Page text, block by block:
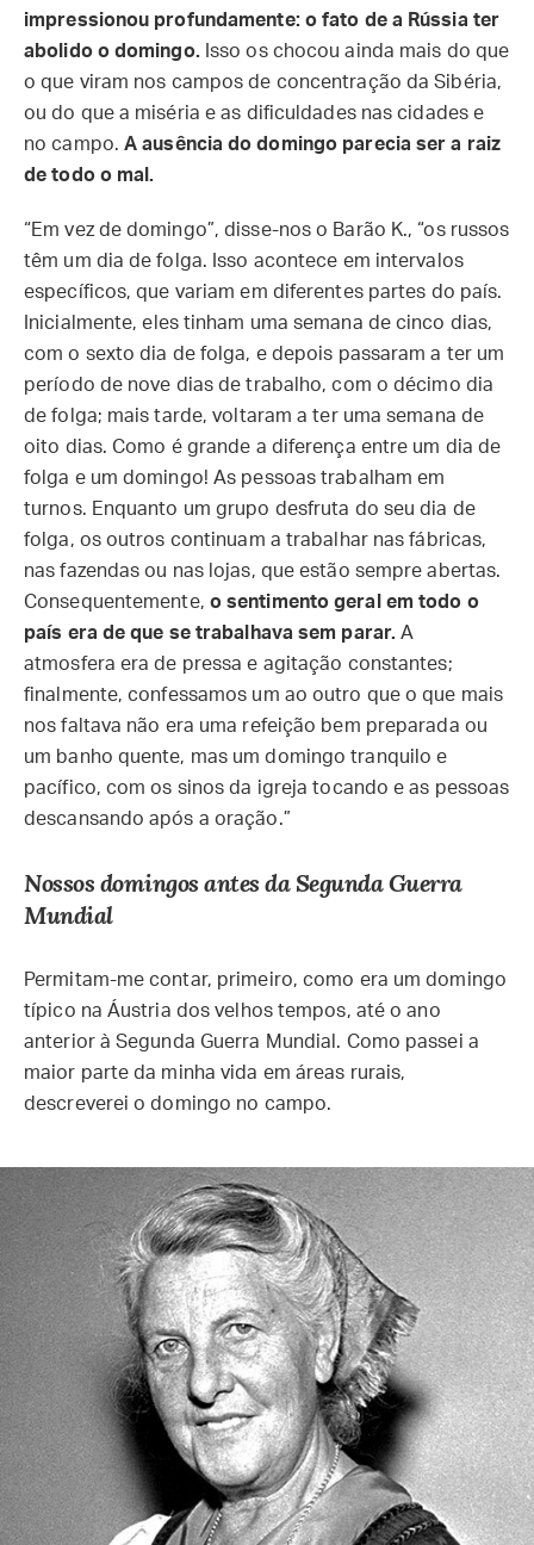
impressionou profundamente: o fato de a Rússia ter
abolido o domingo.Isso os chocou ainda mais do que
o que viram nos campos de concentração da Sibéria,
ou do que a miséria e as dificuldades nas cidades e
no campo. A ausência do domingo parecia ser a raiz
de todo o mal.
“Em vez de domingo”, disse-nos o Barão K., “os russos
têm um dia de folga. Isso acontece em intervalos
específicos, que variam em diferentes partes do país.
Inicialmente, eles tinham uma semana de cinco dias,
com o sexto dia de folga, e depois passaram a ter um
período de nove dias de trabalho, com o décimo dia
de folga; mais tarde, voltaram a ter uma semana de
oito dias. Como é grande a diferença entre um dia de
folga e um domingo! As pessoas trabalham em
turnos. Enquanto um grupo desfruta do seu dia de
folga, os outros continuam a trabalhar nas fábricas,
nas fazendas ou nas lojas, que estão sempre abertas.
Consequentemente, o sentimento geral em todo o
país era de que se trabalhava sem parar. A
atmosfera era de pressa e agitação constantes;
finalmente, confessamos um ao outro que o que mais
nos faltava não era uma refeição bem preparada ou
um banho quente, mas um domingo tranquilo e
pacífico, com os sinos da igreja tocando e as pessoas
descansando após a oração.”
Nossos domingos antes da Segunda Guerra
Mundial
Permitam-me contar, primeiro, como era um domingo
típico na Áustria dos velhos tempos, até o ano
anterior à Segunda Guerra Mundial. Como passei a
maior parte da minha vida em áreas rurais,
descreverei o domingo no campo.